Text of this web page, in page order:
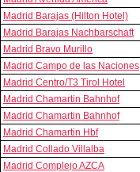
Madrid Barajas (Hilton Hotel)
Madrid Barajas Nachbarschaft
Madrid Bravo Murillo
Madrid Campo de las Naciones
Madrid Centro/T3 Tirol Hotel
Madrid Chamartin Bahnhof
Madrid Chamartin Bahnhof
Madrid Chamartin Hbf
Madrid Collado Villalba
Madrid Complejo AZCA